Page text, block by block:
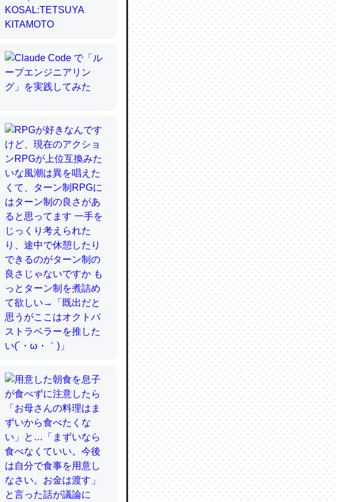
はカルシウムを使わずキ
に関する新仮説
労してるんだな…。腹足
」に関する新仮説
Ringも置こうかと画策
充電中かが分かるのでこ
ケーションが劇的に変化し
を支払う孝行もで
が多いそうだけど、それ
ニケーションが劇的に変化し